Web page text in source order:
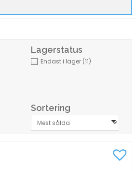
Lagerstatus
Endast i lager (11)
Sortering